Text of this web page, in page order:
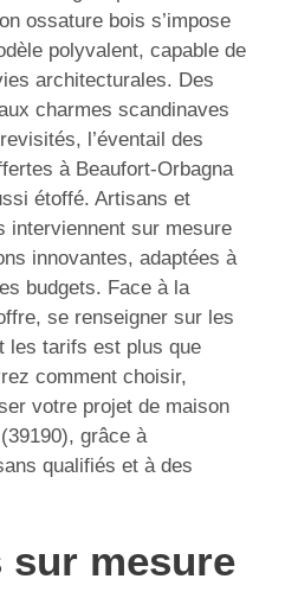
ossature bois s’impose
polyvalent, capable de
architecturales. Des
charmes scandinaves
l’éventail des
à Beaufort-Orbagna
étoffé. Artisans et
interviennent sur mesure
innovantes, adaptées à
budgets. Face à la
se renseigner sur les
les tarifs est plus que
comment choisir,
votre projet de maison
grâce à
qualifiés et à des
sur mesure